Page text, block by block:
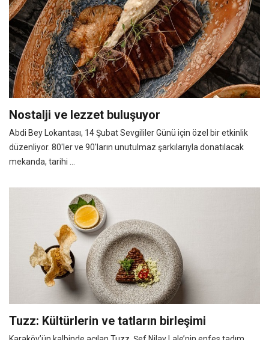
Nostalji ve lezzet buluşuyor
Abdi Bey Lokantası, 14 Şubat Sevgililer Günü için özel bir etkinlik
düzenliyor. 80'ler ve 90'ların unutulmaz şarkılarıyla donatılacak
mekanda, tarihi ...
Tuzz: Kültürlerin ve tatların birleşimi